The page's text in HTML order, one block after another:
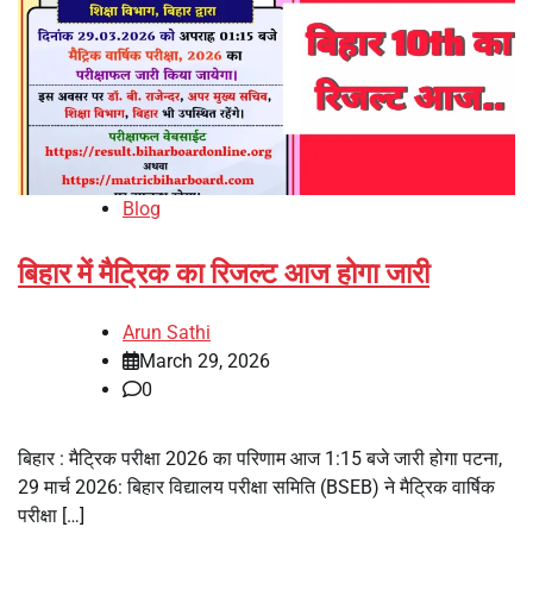
Blog
बिहार में मैट्रिक का रिजल्ट आज होगा जारी
Arun Sathi
March 29, 2026
0
बिहार : मैट्रिक परीक्षा 2026 का परिणाम आज 1:15 बजे जारी होगा पटना,
29 मार्च 2026: बिहार विद्यालय परीक्षा समिति (BSEB) ने मैट्रिक वार्षिक
परीक्षा […]